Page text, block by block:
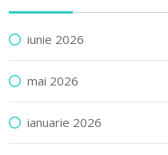
iunie 2026
mai 2026
ianuarie 2026